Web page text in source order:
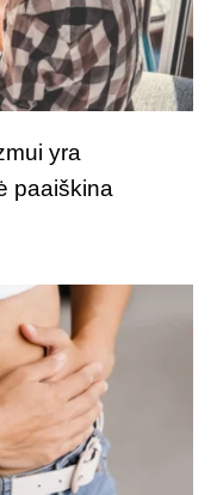
yra
paaiškina